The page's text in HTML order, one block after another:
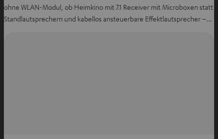
ohne WLAN-Modul, ob Heimkino mit 7.1 Receiver mit Microboxen statt
Standlautsprechern und kabellos ansteuerbare Effektlautsprecher –…